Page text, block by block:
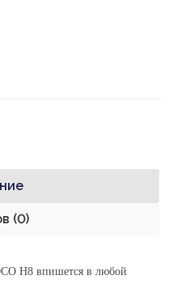
(0)
H8 впишется в любой